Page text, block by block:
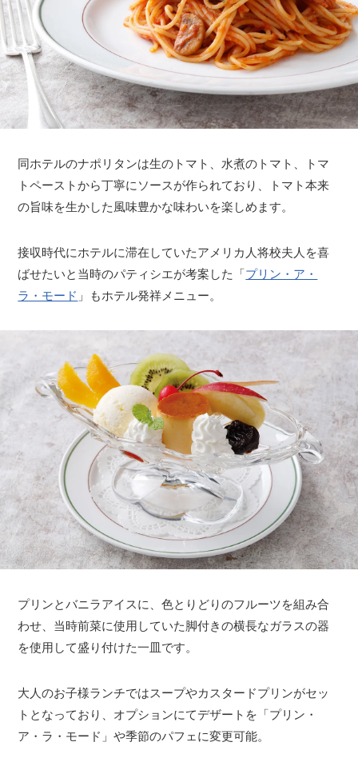
同ホテルのナポリタンは生のトマト、水煮のトマト、トマ
トペーストから丁寧にソースが作られており、トマト本来
の旨味を生かした風味豊かな味わいを楽しめます。
接収時代にホテルに滞在していたアメリカ人将校夫人を喜
ばせたいと当時のパティシエが考案した「プリン・ア・
ラ・モード 」もホテル発祥メニュー。
プリンとバニラアイスに、色とりどりのフルーツを組み合
わせ、当時前菜に使用していた脚付きの横長なガラスの器
を使用して盛り付けた一皿です。
大人のお子様ランチではスープやカスタードプリンがセッ
トとなっており、オプションにてデザートを「プリン・
ア・ラ・モード」や季節のパフェに変更可能。